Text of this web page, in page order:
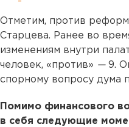
Отметим, против
Старцева. Ранее во
изменениям внутри
человек, «против» —9.
спорному вопросу дума
Помимо финансового
в себя следующие